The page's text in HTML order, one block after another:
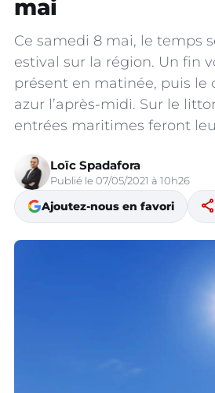
mai
Ce samedi 8 mai, le temps
estival sur la région. Un fin
présent en matinée, puis le
azur l’après-midi. Sur le
entrées maritimes feront
Loïc Spadafora
Publié le 07/05/2021 à 10h26
Ajoutez-nous en favori share